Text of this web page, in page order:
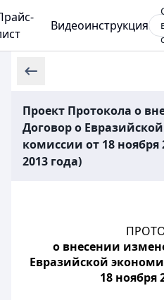
Видеоинструкция
Проект Протокола о
Договор о
комиссии от 18 ноября
2013 года)
о внесении
Евразийской
18 ноября